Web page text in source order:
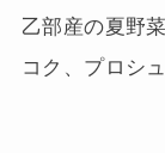
乙部産の夏野
コク、プロシ